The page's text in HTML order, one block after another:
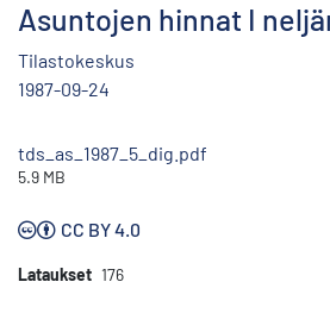
Asuntojen hinnat I
Tilastokeskus
1987-09-24
tds_as_1987_5_dig.pdf
5.9 MB
CC BY 4.0
Lataukset 176